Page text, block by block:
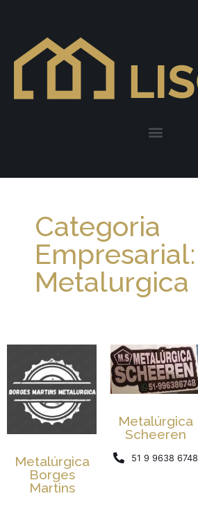
Categoria
Empresarial:
Metalurgica
Metalúrgica
Borges
Martins
Metalúrgica
Scheeren
51 9 9638 6748